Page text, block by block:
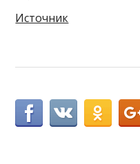
Источник